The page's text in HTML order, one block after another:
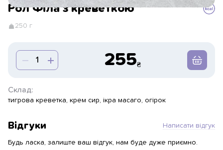
Рол Філа з креветкою
250 г
255
Склад:
тигрова креветка, крем сир, ікра масаго, огірок
Відгуки Написати відгук
Будь ласка, залиште ваш відгук, нам буде дуже приємно.